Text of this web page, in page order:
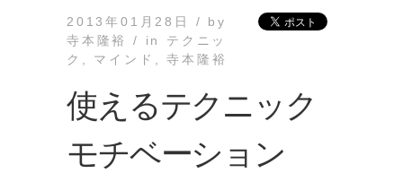
2013年01月28日 / by
寺本隆裕 / in
テクニッ
ク
マインド ,寺本隆裕
使えるテクニック
モチベーション